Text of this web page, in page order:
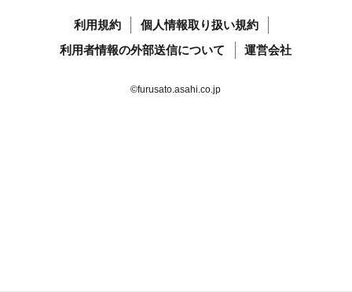
利用規約
個人情報取り扱い規約
利用者情報の外部送信について
運営会社
©furusato.asahi.co.jp